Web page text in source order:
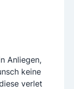
Anliegen,
keine
verlet